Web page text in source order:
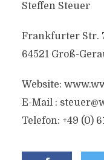
Steffen Steuer
Frankfurter Str.
64521 Groß-
Website:
E-Mail :
Telefon: +49 (0)